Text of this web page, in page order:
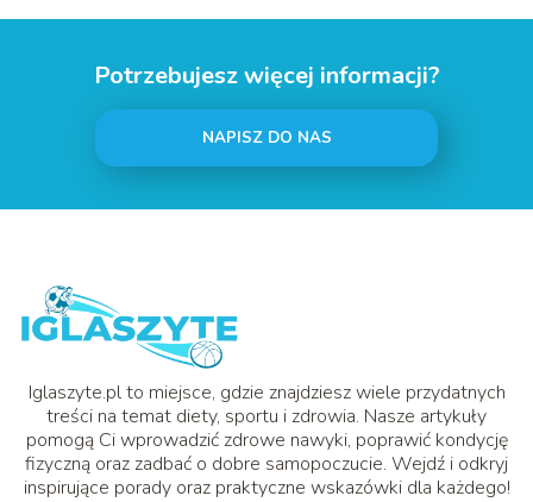
Potrzebujesz więcej informacji?
NAPISZ DO NAS
Iglaszyte.pl to miejsce, gdzie znajdziesz wiele przydatnych
treści na temat diety, sportu i zdrowia. Nasze artykuły
pomogą Ci wprowadzić zdrowe nawyki, poprawić kondycję
fizyczną oraz zadbać o dobre samopoczucie. Wejdź i odkryj
inspirujące porady oraz praktyczne wskazówki dla każdego!